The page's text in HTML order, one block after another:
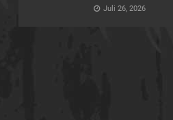
Juli 26, 2026